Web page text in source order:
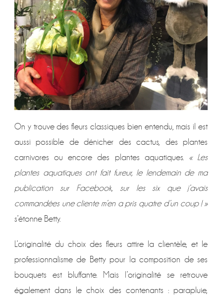
On y trouve des fleurs classiques bien entendu, mais il est
aussi possible de dénicher des cactus, des plantes
carnivores ou encore des plantes aquatiques. « Les
plantes aquatiques ont fait fureur, le lendemain de ma
publication sur Facebook, sur les six que j’avais
commandées une cliente m’en a pris quatre d’un coup ! »
s’étonne Betty.
L’originalité du choix des fleurs attire la clientèle, et le
professionnalisme de Betty pour la composition de ses
bouquets est bluffante. Mais l’originalité se retrouve
également dans le choix des contenants : parapluie,